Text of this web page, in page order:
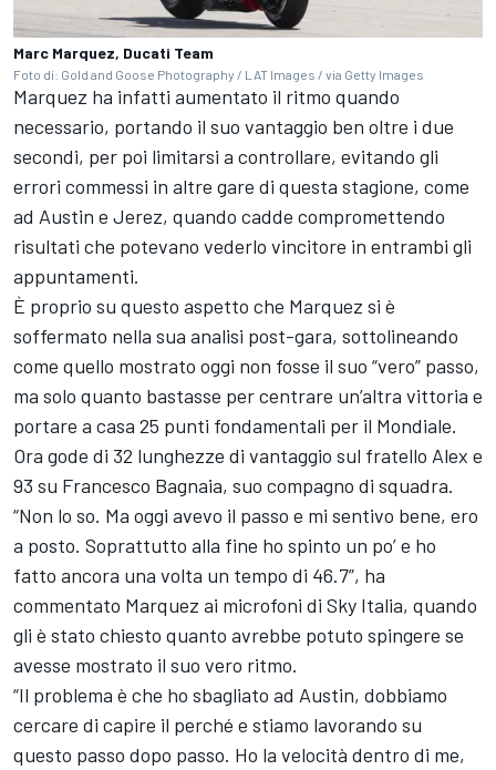
Marc Marquez, Ducati Team
Foto di: Gold and Goose Photography / LAT Images / via Getty Images
Marquez ha infatti aumentato il ritmo quando
necessario, portando il suo vantaggio ben oltre i due
secondi, per poi limitarsi a controllare, evitando gli
errori commessi in altre gare di questa stagione, come
ad Austin e Jerez, quando cadde compromettendo
risultati che potevano vederlo vincitore in entrambi gli
appuntamenti.
È proprio su questo aspetto che Marquez si è
soffermato nella sua analisi post-gara, sottolineando
come quello mostrato oggi non fosse il suo “vero” passo,
ma solo quanto bastasse per centrare un’altra vittoria e
portare a casa 25 punti fondamentali per il Mondiale.
Ora gode di 32 lunghezze di vantaggio sul fratello Alex e
93 su Francesco Bagnaia, suo compagno di squadra.
“Non lo so. Ma oggi avevo il passo e mi sentivo bene, ero
a posto. Soprattutto alla fine ho spinto un po’ e ho
fatto ancora una volta un tempo di 46.7”, ha
commentato Marquez ai microfoni di Sky Italia, quando
gli è stato chiesto quanto avrebbe potuto spingere se
avesse mostrato il suo vero ritmo.
“Il problema è che ho sbagliato ad Austin, dobbiamo
cercare di capire il perché e stiamo lavorando su
questo passo dopo passo. Ho la velocità dentro di me,